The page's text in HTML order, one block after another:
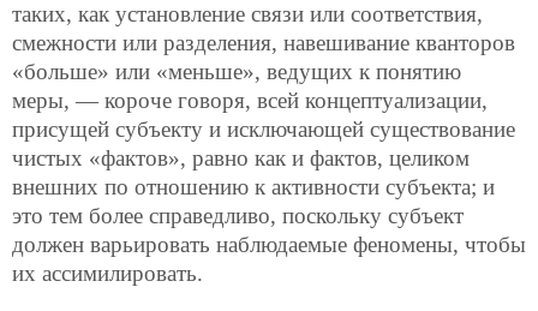
таких, как установление связи или соответствия,
смежности или разделения, навешивание кванторов
«больше» или «меньше», ведущих к понятию
меры, — короче говоря, всей концептуализации,
присущей субъекту и исключающей существование
чистых «фактов», равно как и фактов, целиком
внешних по отношению к активности субъекта; и
это тем более справедливо, поскольку субъект
должен варьировать наблюдаемые феномены, чтобы
их ассимилировать.